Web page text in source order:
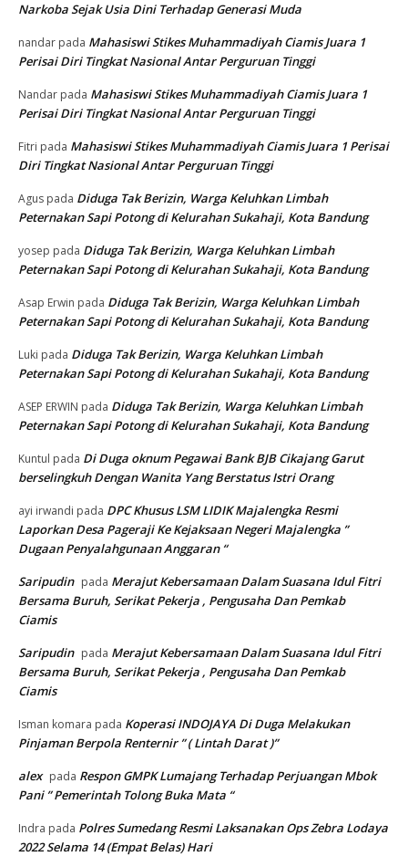
Narkoba Sejak Usia Dini Terhadap Generasi Muda
nandar pada Mahasiswi Stikes Muhammadiyah Ciamis Juara 1
Perisai Diri Tingkat Nasional Antar Perguruan Tinggi
Nandar pada Mahasiswi Stikes Muhammadiyah Ciamis Juara 1
Perisai Diri Tingkat Nasional Antar Perguruan Tinggi
Fitri pada Mahasiswi Stikes Muhammadiyah Ciamis Juara 1 Perisai
Diri Tingkat Nasional Antar Perguruan Tinggi
Agus pada Diduga Tak Berizin, Warga Keluhkan Limbah
Peternakan Sapi Potong di Kelurahan Sukahaji, Kota Bandung
yosep pada Diduga Tak Berizin, Warga Keluhkan Limbah
Peternakan Sapi Potong di Kelurahan Sukahaji, Kota Bandung
Asap Erwin pada Diduga Tak Berizin, Warga Keluhkan Limbah
Peternakan Sapi Potong di Kelurahan Sukahaji, Kota Bandung
Luki pada Diduga Tak Berizin, Warga Keluhkan Limbah
Peternakan Sapi Potong di Kelurahan Sukahaji, Kota Bandung
ASEP ERWIN pada Diduga Tak Berizin, Warga Keluhkan Limbah
Peternakan Sapi Potong di Kelurahan Sukahaji, Kota Bandung
Kuntul pada Di Duga oknum Pegawai Bank BJB Cikajang Garut
berselingkuh Dengan Wanita Yang Berstatus Istri Orang
ayi irwandi pada DPC Khusus LSM LIDIK Majalengka Resmi
Laporkan Desa Pageraji Ke Kejaksaan Negeri Majalengka ”
Dugaan Penyalahgunaan Anggaran “
Saripudin pada Merajut Kebersamaan Dalam Suasana Idul Fitri
Bersama Buruh, Serikat Pekerja , Pengusaha Dan Pemkab
Ciamis
Saripudin pada Merajut Kebersamaan Dalam Suasana Idul Fitri
Bersama Buruh, Serikat Pekerja , Pengusaha Dan Pemkab
Ciamis
Isman komara pada Koperasi INDOJAYA Di Duga Melakukan
Pinjaman Berpola Renternir ” ( Lintah Darat )”
alex pada Respon GMPK Lumajang Terhadap Perjuangan Mbok
Pani ” Pemerintah Tolong Buka Mata “
Indra pada Polres Sumedang Resmi Laksanakan Ops Zebra Lodaya
2022 Selama 14 (Empat Belas) Hari